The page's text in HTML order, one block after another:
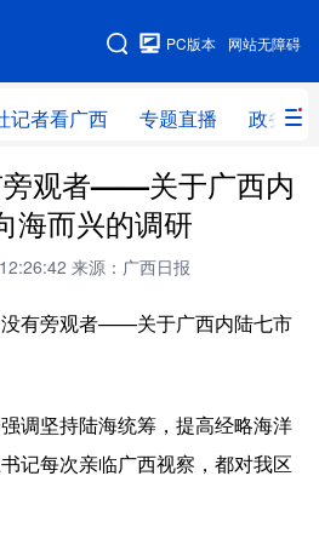
网站无障碍
PC版本
记者看广西 专题直播 政务信
网站地图
者 专题直播
时政 人事
网评 港澳
旁观者——关于广西内
海而兴的调研
来源：广西日报
有旁观者——关于广西内陆七市
坚持陆海统筹，提高经略海洋
记每次亲临广西视察，都对我区